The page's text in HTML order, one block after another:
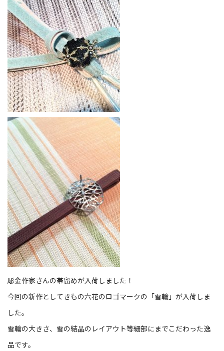
彫金作家さんの帯留めが入荷しました！
今回の新作としてきもの六花のロゴマークの「雪輪」が入荷しま
した。
雪輪の大きさ、雪の結晶のレイアウト等細部にまでこだわった逸
品です。